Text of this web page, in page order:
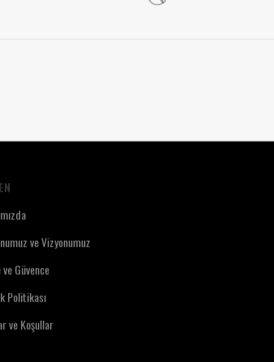
ve Vizyonumuz
Güvence
Politikası
ve Koşullar